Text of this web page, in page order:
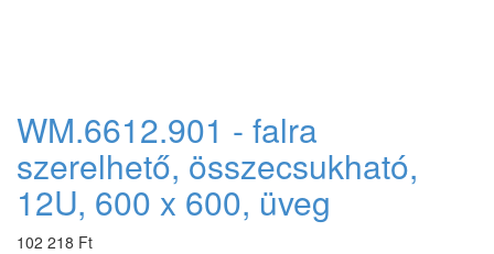
WM.6612.901 - falra
szerelhető, összecsukható,
12U, 600 x 600, üveg
102 218 Ft